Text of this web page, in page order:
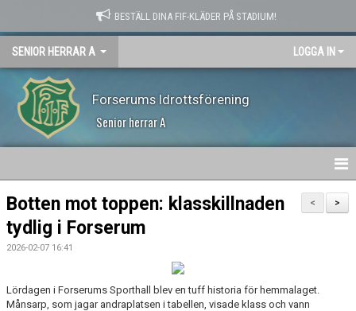
BESTÄLL DINA FIF-KLÄDER PÅ STADIUM!
SENIOR HERRAR A LOGGA IN
Forserums Idrottsförening
Senior herrar A
HEM
NYHETER
MATCHER
>
<
Botten mot toppen: klasskillnaden
tydlig i Forserum
2026-02-07 16:41
Lördagen i Forserums Sporthall blev en tuff historia för hemmalaget.
Månsarp, som jagar andraplatsen i tabellen, visade klass och vann